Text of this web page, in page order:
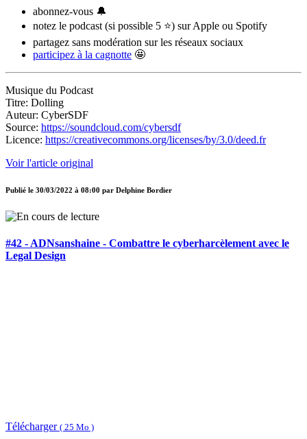
abonnez-vous 🔔
notez le podcast (si possible 5 ⭐) sur Apple ou Spotify
partagez sans modération sur les réseaux sociaux
participez à la cagnotte 🤩
Musique du Podcast
Titre: Dolling
Auteur: CyberSDF
Source: https://soundcloud.com/cybersdf
Licence: https://creativecommons.org/licenses/by/3.0/deed.fr
Voir l'article original
Publié le 30/03/2022 à 08:00 par Delphine Bordier
#42 - ADNsanshaine - Combattre le cyberharcèlement avec le
Legal Design
Télécharger ( 25 Mo )